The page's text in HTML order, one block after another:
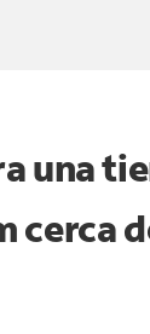
una
cerca